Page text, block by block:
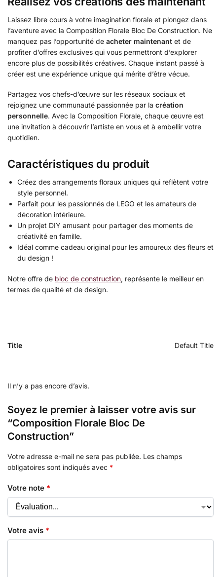
Laissez libre cours à votre imagination florale et plongez dans
l’aventure avec la Composition Florale Bloc De Construction. Ne
manquez pas l’opportunité de acheter maintenant et de
profiter d’offres exclusives qui vous permettront d’explorer
encore plus de possibilités créatives. Chaque instant passé à
créer est une expérience unique qui mérite d’être vécue.
Partagez vos chefs-d’œuvre sur les réseaux sociaux et
rejoignez une communauté passionnée par la création
personnelle. Avec la Composition Florale, chaque œuvre est
une invitation à découvrir l’artiste en vous et à embellir votre
quotidien.
Caractéristiques du produit
Créez des arrangements floraux uniques qui reflètent votre
style personnel.
Parfait pour les passionnés de LEGO et les amateurs de
décoration intérieure.
Un projet DIY amusant pour partager des moments de
créativité en famille.
Idéal comme cadeau original pour les amoureux des fleurs et
du design !
Notre offre de bloc de construction, représente le meilleur en
termes de qualité et de design.
Title Default Title
Il n’y a pas encore d’avis.
Soyez le premier à laisser votre avis sur
“Composition Florale Bloc De
Construction”
Votre adresse e-mail ne sera pas publiée. Les champs
obligatoires sont indiqués avec *
Votre note *
Votre avis *